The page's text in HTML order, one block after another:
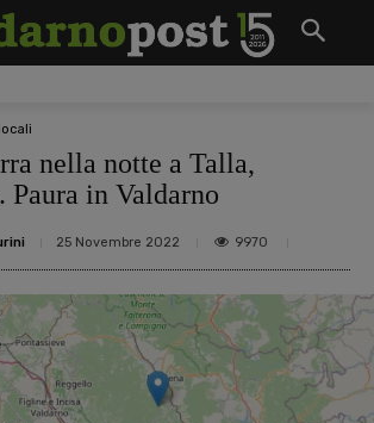
nella notte a Talla,
Paura in Valdarno
25 Novembre 2022 9970